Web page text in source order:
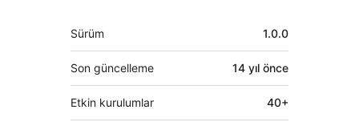
Meta
Sürüm 1.0.0
Son güncelleme 14 yıl önce
Etkin kurulumlar 40+